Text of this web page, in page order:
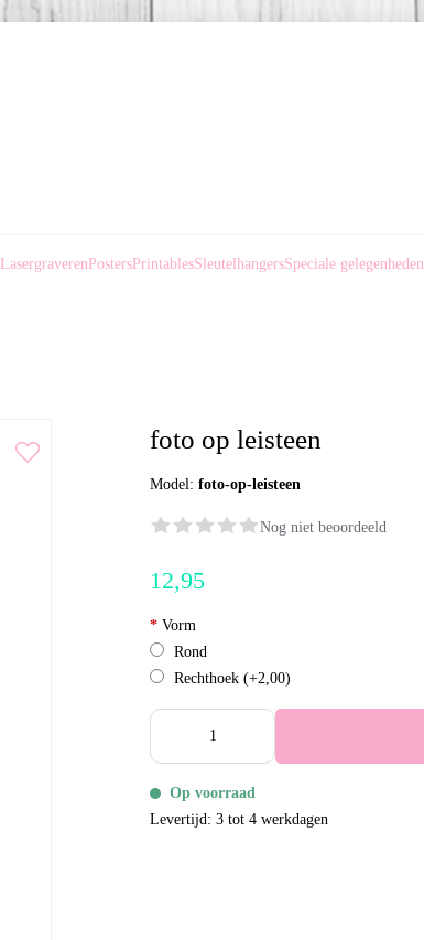
LasergraverenPostersPrintablesSleutelhangersSpeciale gelegenheden
foto op leisteen
Model:foto-op-leisteen
Nog niet beoordeeld
12,95
* Vorm
Rond
Rechthoek(+2,00)
Op voorraad
Levertijd: 3 tot 4 werkdagen